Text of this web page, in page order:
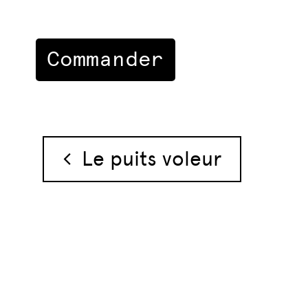
Navigation des
Le puits voleur